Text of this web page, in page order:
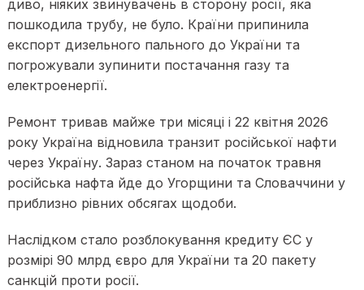
диво, ніяких звинувачень в сторону росії, яка
пошкодила трубу, не було. Країни припинила
експорт дизельного пального до України та
погрожували зупинити постачання газу та
електроенергії.
Ремонт тривав майже три місяці і 22 квітня 2026
року Україна відновила транзит російської нафти
через Україну. Зараз станом на початок травня
російська нафта йде до Угорщини та Словаччини у
приблизно рівних обсягах щодоби.
Наслідком стало розблокування кредиту ЄС у
розмірі 90 млрд євро для України та 20 пакету
санкцій проти росії.